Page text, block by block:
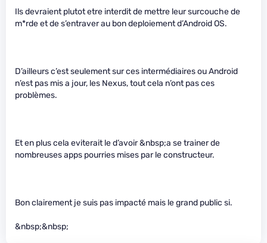
Ils devraient plutot etre interdit de mettre leur surcouche de
m*rde et de s’entraver au bon deploiement d’Android OS.
D’ailleurs c’est seulement sur ces intermédiaires ou Android
n’est pas mis a jour, les Nexus, tout cela n’ont pas ces
problèmes.
Et en plus cela eviterait le d’avoir &nbsp;a se trainer de
nombreuses apps pourries mises par le constructeur.
Bon clairement je suis pas impacté mais le grand public si.
&nbsp;&nbsp;